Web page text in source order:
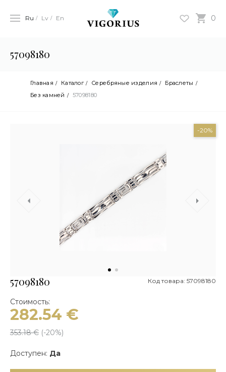
0
Ru Lv En
57098180
Главная Каталог Серебряные изделия
Браслеты
Без камней
57098180
-20%
57098180 Код товара: 57098180
Стоимость:
282.54 €
353.18€ (-20%)
Доступен: Да